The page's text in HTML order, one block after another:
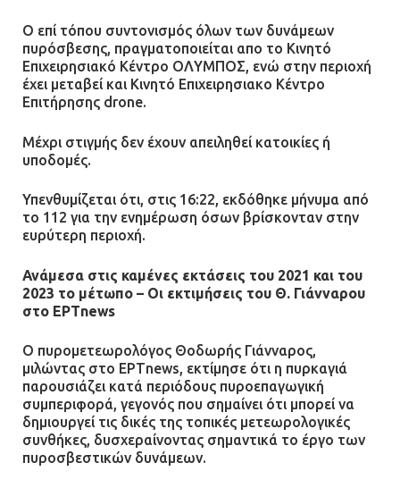
Ο επί τόπου συντονισμός όλων των δυνάμεων
πυρόσβεσης, πραγματοποιείται απο το Κινητό
Επιχειρησιακό Κέντρο ΟΛΥΜΠΟΣ, ενώ στην περιοχή
έχει μεταβεί και Κινητό Επιχειρησιακο Κέντρο
Επιτήρησης drone.
Μέχρι στιγμής δεν έχουν απειληθεί κατοικίες ή
υποδομές.
Υπενθυμίζεται ότι, στις 16:22, εκδόθηκε μήνυμα από
το 112 για την ενημέρωση όσων βρίσκονταν στην
ευρύτερη περιοχή.
Ανάμεσα στις καμένες εκτάσεις του 2021 και του
2023 το μέτωπο – Οι εκτιμήσεις του Θ. Γιάνναρου
στο ΕΡΤnews
Ο πυρομετεωρολόγος Θοδωρής Γιάνναρος,
μιλώντας στο EΡΤnews, εκτίμησε ότι η πυρκαγιά
παρουσιάζει κατά περιόδους πυροεπαγωγική
συμπεριφορά, γεγονός που σημαίνει ότι μπορεί να
δημιουργεί τις δικές της τοπικές μετεωρολογικές
συνθήκες, δυσχεραίνοντας σημαντικά το έργο των
πυροσβεστικών δυνάμεων.